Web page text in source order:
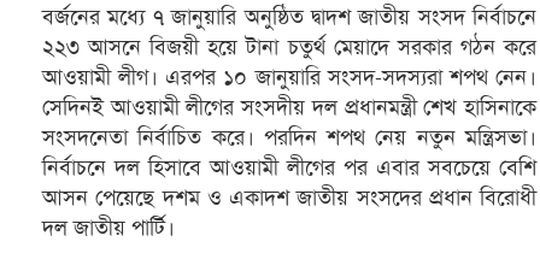
বর্জনের মধ্যে ৭ জানুয়ারি অনুষ্ঠিত দ্বাদশ জাতীয় সংসদ নির্বাচনে
২২৩ আসনে বিজয়ী হয়ে টানা চতুর্থ মেয়াদে সরকার গঠন করে
আওয়ামী লীগ। এরপর ১০ জানুয়ারি সংসদ-সদস্যরা শপথ নেন।
সেদিনই আওয়ামী লীগের সংসদীয় দল প্রধানমন্ত্রী শেখ হাসিনাকে
সংসদনেতা নির্বাচিত করে। পরদিন শপথ নেয় নতুন মন্ত্রিসভা।
নির্বাচনে দল হিসাবে আওয়ামী লীগের পর এবার সবচেয়ে বেশি
আসন পেয়েছে দশম ও একাদশ জাতীয় সংসদের প্রধান বিরোধী
দল জাতীয় পার্টি।